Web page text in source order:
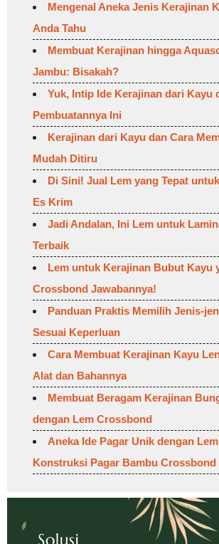
Mengenal Aneka Jenis Kerajinan
Anda Tahu
Membuat Kerajinan hingga
Jambu: Bisakah?
Yuk, Intip Ide Kerajinan dari Kayu
Pembuatannya Ini
Kerajinan dari Kayu dan Cara
Mudah Ditiru
Di Sini! Jual Lem yang Tepat
Es Krim
Jadi Andalan, Ini Lem untuk
Terbaik
Lem untuk Kerajinan Bubut Kayu
Crossbond Jawabannya!
Panduan Praktis Memilih Jenis-
Sesuai Keperluan
Cara Membuat Kerajinan Kayu
Alat dan Bahannya
Membuat Beragam Kerajinan
dengan Lem Crossbond
Aneka Ide Pagar Unik dengan
Konstruksi Pagar Bambu Crossbond